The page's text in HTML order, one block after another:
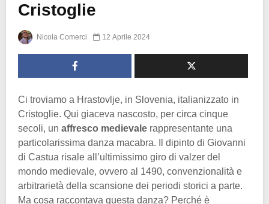
Cristoglie
Nicola Comerci 12 Aprile 2024
Ci troviamo a Hrastovlje, in Slovenia, italianizzato in
Cristoglie. Qui giaceva nascosto, per circa cinque
secoli, un affresco medievale rappresentante una
particolarissima danza macabra. Il dipinto di Giovanni
di Castua risale all’ultimissimo giro di valzer del
mondo medievale, ovvero al 1490, convenzionalità e
arbitrarietà della scansione dei periodi storici a parte.
Ma cosa raccontava questa danza? Perché è